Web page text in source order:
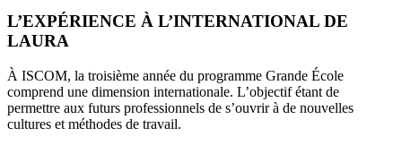
L’EXPÉRIENCE À L’INTERNATIONAL DE
LAURA
À ISCOM, la troisième année du programme Grande École
comprend une dimension internationale. L’objectif étant de
permettre aux futurs professionnels de s’ouvrir à de nouvelles
cultures et méthodes de travail.